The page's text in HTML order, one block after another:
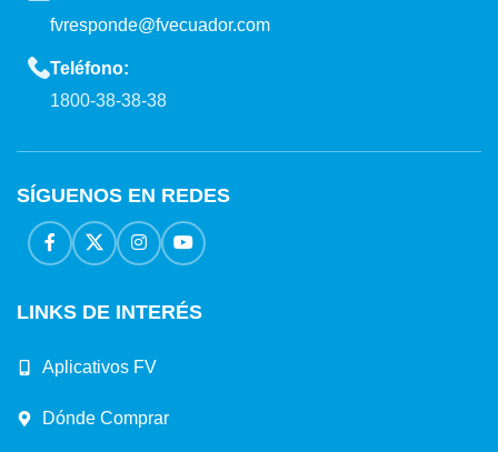
fvresponde@fvecuador.com
Teléfono:
1800-38-38-38
SÍGUENOS EN REDES
LINKS DE INTERÉS
Aplicativos FV
Dónde Comprar